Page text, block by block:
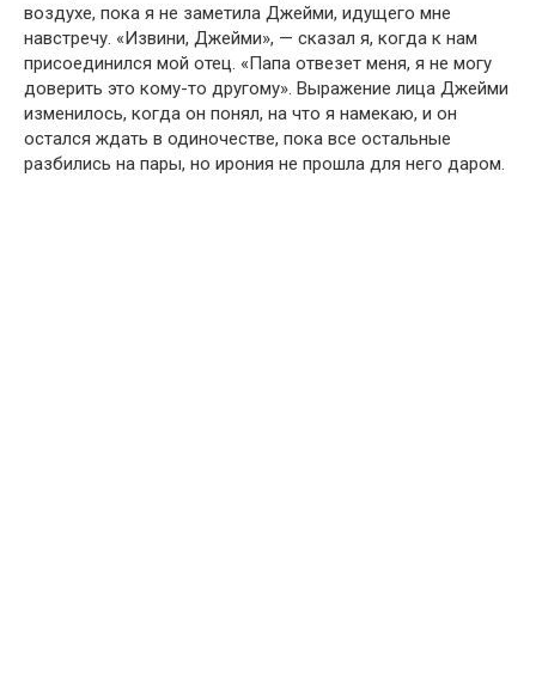
воздухе, пока я не заметила Джейми, идущего мне
навстречу. «Извини, Джейми», — сказал я, когда к нам
присоединился мой отец. «Папа отвезет меня, я не могу
доверить это кому-то другому». Выражение лица Джейми
изменилось, когда он понял, на что я намекаю, и он
остался ждать в одиночестве, пока все остальные
разбились на пары, но ирония не прошла для него даром.